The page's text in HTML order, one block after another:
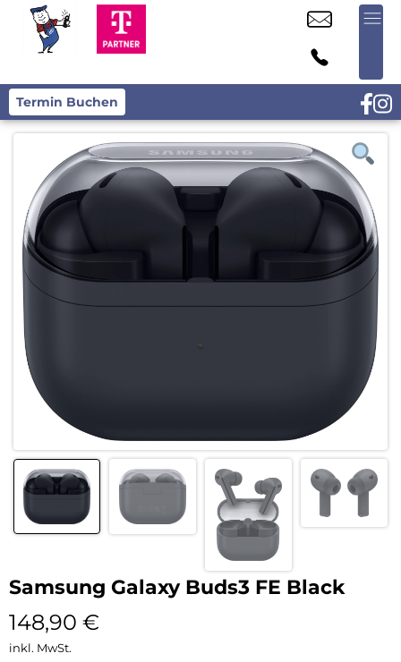
Termin Buchen
Samsung Galaxy Buds3 FE Black
148,90 €
inkl. MwSt.